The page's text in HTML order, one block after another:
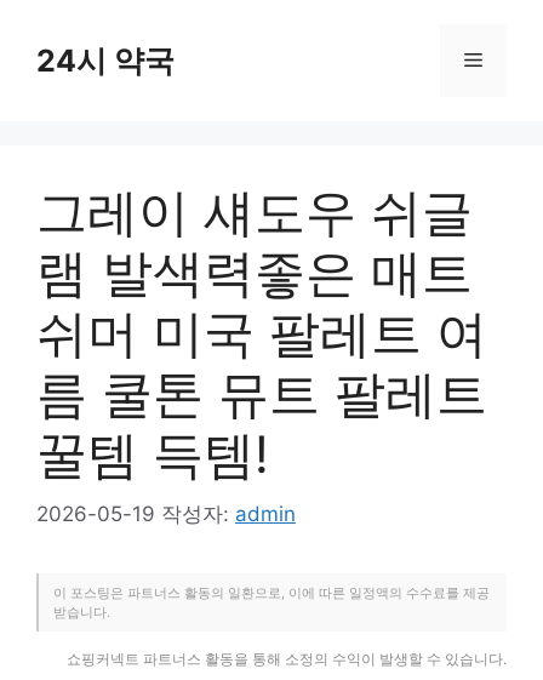
24시 약국 메
그레이 섀도우 쉬글
램 발색력좋은 매트
쉬머 미국 팔레트 여
름 쿨톤 뮤트 팔레트
꿀템 득템!
2026-05-19 작성자: admin
이 포스팅은 파트너스 활동의 일환으로, 이에 따른 일정액의 수수료를 제공
받습니다.
쇼핑커넥트 파트너스 활동을 통해 소정의 수익이 발생할 수 있습니다.